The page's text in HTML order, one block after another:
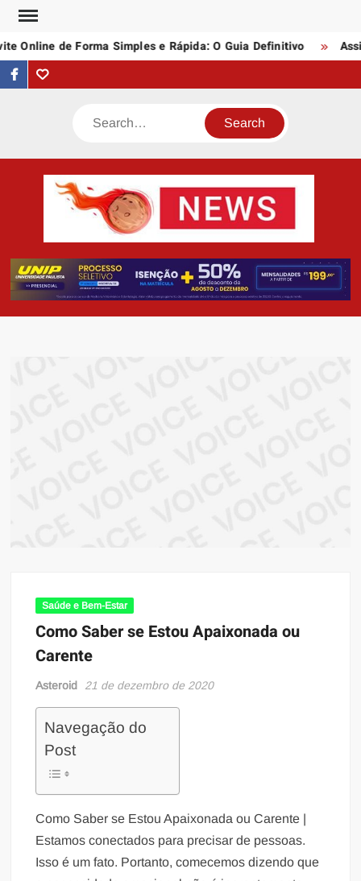
Skip
content
Online de Forma Simples e Rápida: O Guia Definitivo
facebookTumblr
Search
e
Saúde e Bem-Estar
Como Saber se Estou Apaixonada ou
Carente
Asteroid 21 de dezembro de 2020
Navegação do
Post
Como Saber se Estou Apaixonada ou Carente |
Estamos conectados para precisar de pessoas.
Isso é um fato. Portanto, comecemos dizendo que